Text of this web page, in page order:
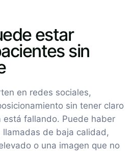
estar
sin
en redes sociales,
sin tener claro
fallando. Puede haber
de baja calidad,
o una imagen que no